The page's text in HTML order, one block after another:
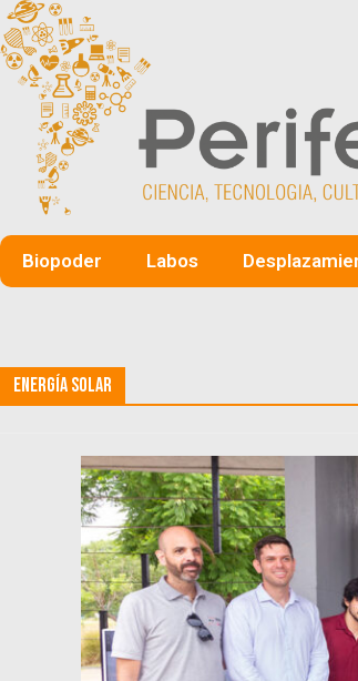
Biopoder Labos
Energía Solar